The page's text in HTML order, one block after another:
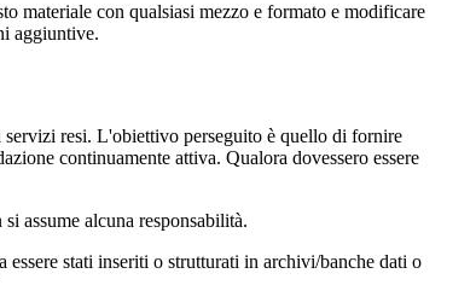
materiale con qualsiasi mezzo e formato e modificare
aggiuntive.
resi. L'obiettivo perseguito è quello di fornire
continuamente attiva. Qualora dovessero essere
assume alcuna responsabilità.
stati inseriti o strutturati in archivi/banche dati o